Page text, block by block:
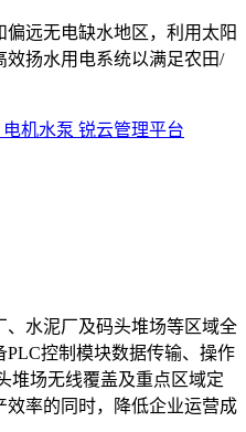
远无电缺水地区，利用太阳
扬水用电系统以满足农田/
电机水泵 锐云管理平台
水泥厂及码头堆场等区域全
控制模块数据传输、操作
堆场无线覆盖及重点区域定
效率的同时，降低企业运营成